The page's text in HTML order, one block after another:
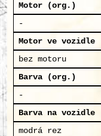
Motor (org.)
-
Motor ve vozidle
bez motoru
Barva (org.)
-
Barva na vozidle
modrá rez